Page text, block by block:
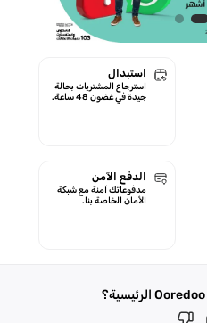
استبدال
استرجاع المشتريات بحالة
جيدة في غضون 48 ساعة.
الدفع الآمن
مدفوعاتك آمنة مع شبكة
الأمان الخاصة بنا.